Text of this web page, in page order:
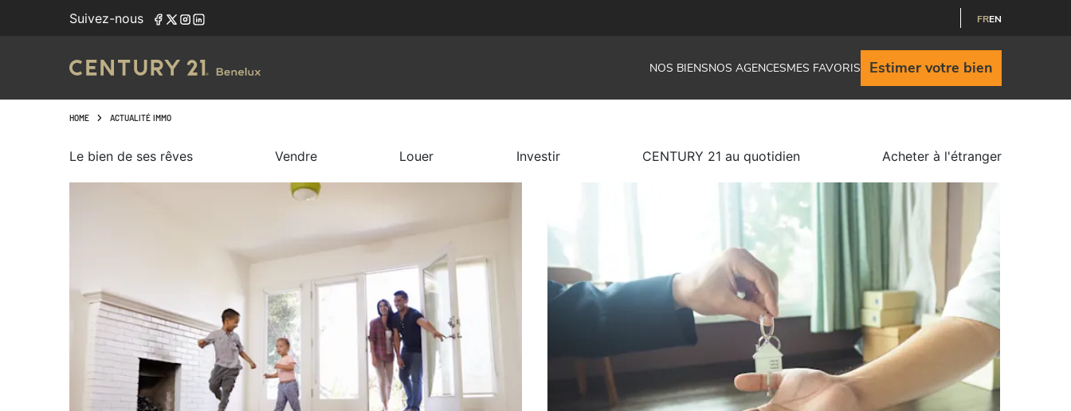
Suivez-nous FREN
NOS BIENSNOS AGENCESMES FAVORIS Estimer votre bien
HOME ACTUALITÉ IMMO
Le bien de ses rêves Vendre Louer Investir CENTURY 21 au quotidien Acheter à l'étranger